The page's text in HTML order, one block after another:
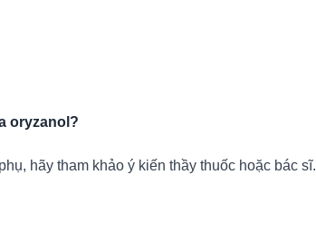
oryzanol?
hãy tham khảo ý kiến thầy thuốc hoặc bác sĩ.